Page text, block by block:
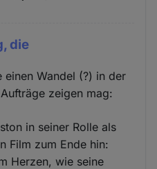
die
Wandel (?) in der
zeigen mag:
in seiner Rolle als
Film zum Ende hin:
Herzen, wie seine